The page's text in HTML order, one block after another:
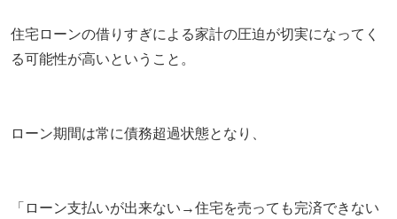
住宅ローンの借りすぎによる家計の圧迫が切実になってく
る可能性が高いということ。
ローン期間は常に債務超過状態となり、
「ローン支払いが出来ない→住宅を売っても完済できない